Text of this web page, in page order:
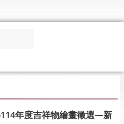
年度吉祥物繪畫徵選—新